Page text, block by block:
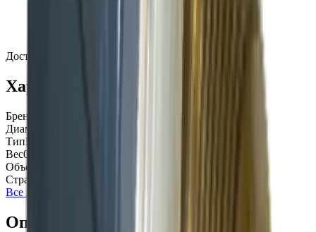
Доставка по России — от 2 рабочих дней
Характеристики
Бренд
Диаметр
ТипМуфта
Вес0,09 кг
Объём
Страна
Все характеристики
Описание